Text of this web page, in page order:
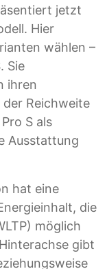
jetzt
Hier
wählen –
Sie
ihren
Reichweite
S als
Ausstattung
hat eine
die
möglich
gibt